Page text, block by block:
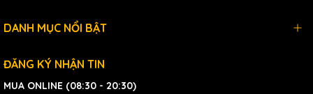
DANH MỤC NỔI BẬT
ĐĂNG KÝ NHẬN TIN
MUA ONLINE (08:30 - 20:30)